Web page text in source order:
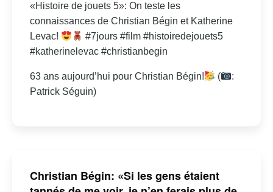
«Histoire de jouets 5»: On teste les
connaissances de Christian Bégin et Katherine
Levac!
#7jours #film #histoiredejouets5
#katherinelevac #christianbegin
63 ans aujourd’hui pour Christian Bégin! (
:
Patrick Séguin)
Christian Bégin: «Si les gens étaient